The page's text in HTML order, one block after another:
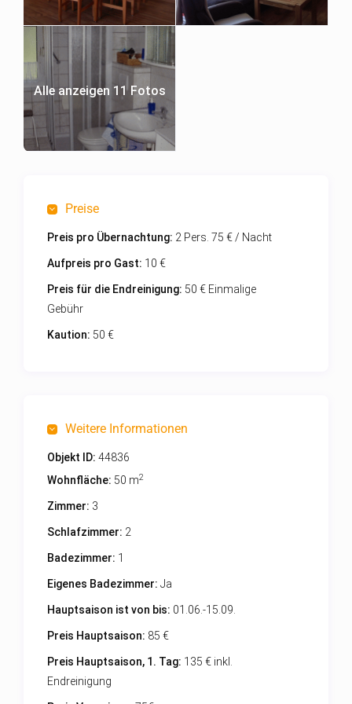
Alle anzeigen 11 Fotos
Preise
Preis pro Übernachtung: 2 Pers. 75 € / Nacht
Aufpreis pro Gast: 10 €
Preis für die Endreinigung: 50 € Einmalige
Gebühr
Kaution: 50 €
Weitere Informationen
Objekt ID: 44836
Wohnfläche: 50 m2
Zimmer: 3
Schlafzimmer: 2
Badezimmer: 1
Eigenes Badezimmer: Ja
Hauptsaison ist von bis: 01.06.-15.09.
Preis Hauptsaison: 85 €
Preis Hauptsaison, 1. Tag: 135 € inkl.
Endreinigung